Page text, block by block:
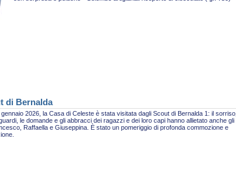
di Bernalda
2026, la Casa di Celeste è stata visitata dagli Scout di Bernalda 1: il
le domande e gli abbracci dei ragazzi e dei loro capi hanno allietato anche gli
Raffaella e Giuseppina. È stato un pomeriggio di profonda commozione e